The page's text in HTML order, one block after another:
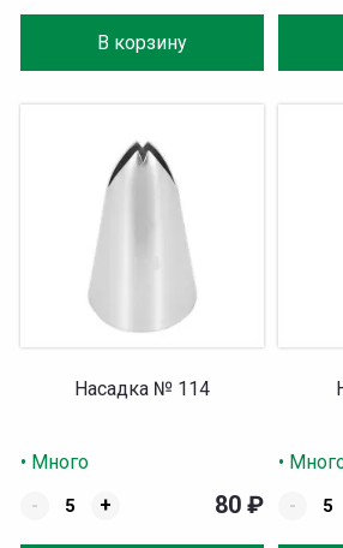
В корзину
Насадка № 114
• Много
-
+ 80 ₽
•
-